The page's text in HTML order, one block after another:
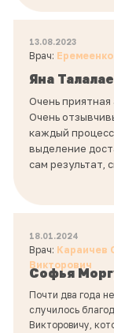
13.08.2023
Врач:
Яна
Очень
Очень
каждый
выделение
сам результат,
18.01.2024
Врач: Караичев
Викторович
Софья
Почти два года
случилось
Викторовичу,